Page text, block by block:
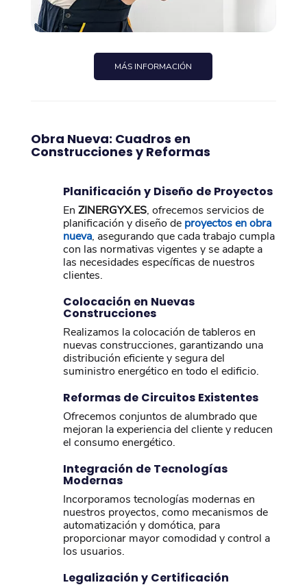
MÁS INFORMACIÓN
Obra Nueva: Cuadros en
Construcciones y Reformas
Planificación y Diseño de Proyectos
En ZINERGYX.ES, ofrecemos servicios de
planificación y diseño de proyectos en obra
nueva, asegurando que cada trabajo cumpla
con las normativas vigentes y se adapte a
las necesidades específicas de nuestros
clientes.
Colocación en Nuevas
Construcciones
Realizamos la colocación de tableros en
nuevas construcciones, garantizando una
distribución eficiente y segura del
suministro energético en todo el edificio.
Reformas de Circuitos Existentes
Ofrecemos conjuntos de alumbrado que
mejoran la experiencia del cliente y reducen
el consumo energético.
Integración de Tecnologías
Modernas
Incorporamos tecnologías modernas en
nuestros proyectos, como mecanismos de
automatización y domótica, para
proporcionar mayor comodidad y control a
los usuarios.
Legalización y Certificación